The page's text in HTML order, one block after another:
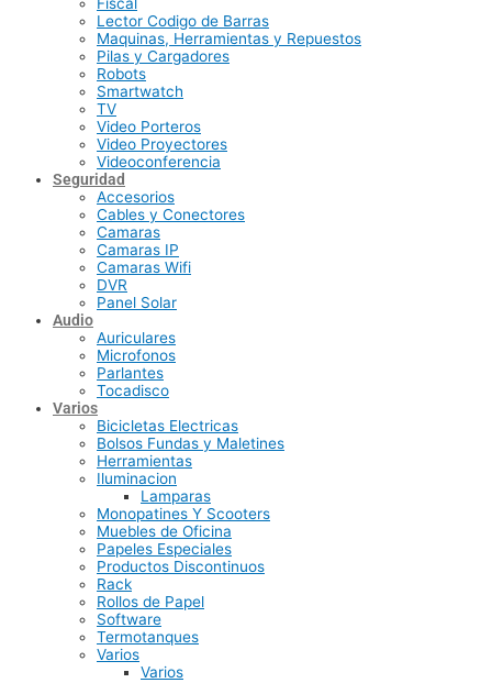
Fiscal
Lector Codigo de Barras
Maquinas, Herramientas y Repuestos
Pilas y Cargadores
Robots
Smartwatch
TV
Video Porteros
Video Proyectores
Videoconferencia
Seguridad
Accesorios
Cables y Conectores
Camaras
Camaras IP
Camaras Wifi
DVR
Panel Solar
Audio
Auriculares
Microfonos
Parlantes
Tocadisco
Varios
Bicicletas Electricas
Bolsos Fundas y Maletines
Herramientas
Iluminacion
Lamparas
Monopatines Y Scooters
Muebles de Oficina
Papeles Especiales
Productos Discontinuos
Rack
Rollos de Papel
Software
Termotanques
Varios
Varios